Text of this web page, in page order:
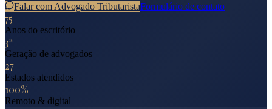
Falar com Advogado TributaristaFormulário de contato
75
Anos do escritório
3ª
Geração de advogados
27
Estados atendidos
100%
Remoto & digital